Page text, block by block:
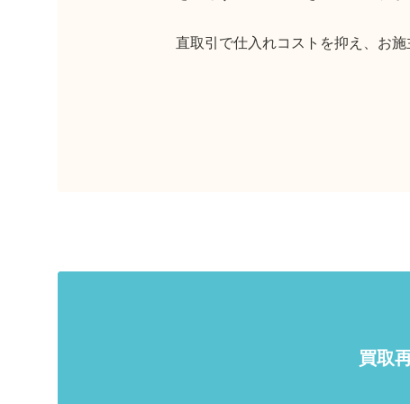
直取引で仕入れコストを抑え、お施
買取